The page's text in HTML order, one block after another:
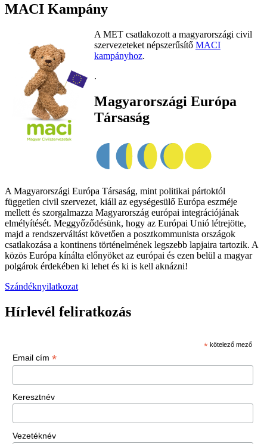
MACI Kampány
A MET csatlakozott a magyarországi civil
szervezeteket népszerűsítő MACI
kampányhoz.
.
Magyarországi Európa
Társaság
A Magyarországi Európa Társaság, mint politikai pártoktól
független civil szervezet, kiáll az egységesülő Európa eszméje
mellett és szorgalmazza Magyarország európai integrációjának
elmélyítését. Meggyőződésünk, hogy az Európai Unió létrejötte,
majd a rendszerváltást követően a posztkommunista országok
csatlakozása a kontinens történelmének legszebb lapjaira tartozik. A
közös Európa kínálta előnyöket az európai és ezen belül a magyar
polgárok érdekében ki lehet és ki is kell aknázni!
Szándéknyilatkozat
Hírlevél feliratkozás
* kötelező mező
Email cím *
Keresztnév
Vezetéknév